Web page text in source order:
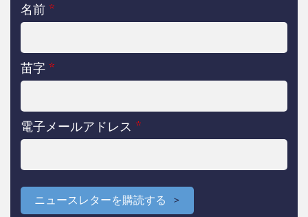
名前 *
苗字 *
電子メールアドレス *
ニュースレターを購読する